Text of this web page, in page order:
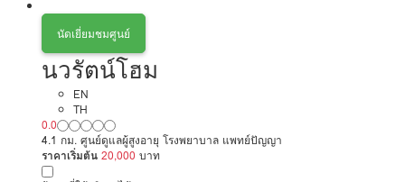
นัดเยี่ยมชมศูนย์
นวรัตน์โฮม
EN
TH
0.0
4.1 กม. ศูนย์ดูแลผู้สูงอายุ โรงพยาบาล แพทย์ปัญญา
ราคาเริ่มต้น 20,000 บาท